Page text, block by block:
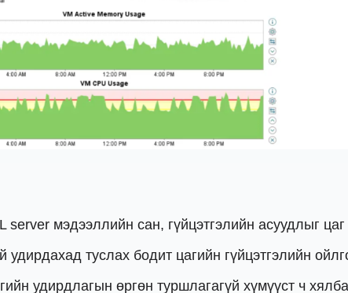
server мэдээллийн сан, гүйцэтгэлийн асуудлыг
удирдахад туслах бодит цагийн гүйцэтгэлийн
удирдлагын өргөн туршлагагүй хүмүүст ч